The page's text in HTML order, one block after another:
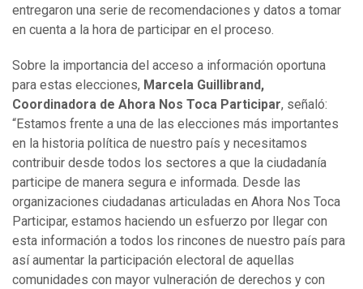
entregaron una serie de recomendaciones y datos a tomar
en cuenta a la hora de participar en el proceso.
Sobre la importancia del acceso a información oportuna
para estas elecciones, Marcela Guillibrand,
Coordinadora de Ahora Nos Toca Participar, señaló:
“Estamos frente a una de las elecciones más importantes
en la historia política de nuestro país y necesitamos
contribuir desde todos los sectores a que la ciudadanía
participe de manera segura e informada. Desde las
organizaciones ciudadanas articuladas en Ahora Nos Toca
Participar, estamos haciendo un esfuerzo por llegar con
esta información a todos los rincones de nuestro país para
así aumentar la participación electoral de aquellas
comunidades con mayor vulneración de derechos y con